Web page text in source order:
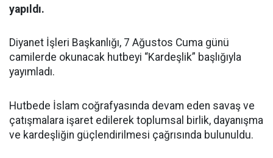
yapıldı.
Diyanet İşleri Başkanlığı, 7 Ağustos Cuma günü
camilerde okunacak hutbeyi “Kardeşlik” başlığıyla
yayımladı.
Hutbede İslam coğrafyasında devam eden savaş ve
çatışmalara işaret edilerek toplumsal birlik, dayanışma
ve kardeşliğin güçlendirilmesi çağrısında bulunuldu.